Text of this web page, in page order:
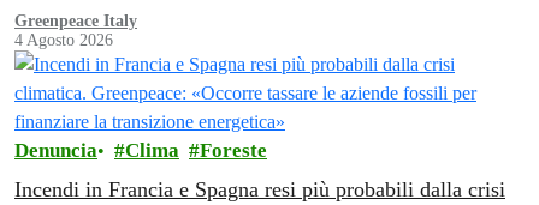
Africa.
Greenpeace Italy
4 Agosto 2026
Denuncia Clima Foreste
Incendi in Francia e Spagna resi più probabili dalla crisi